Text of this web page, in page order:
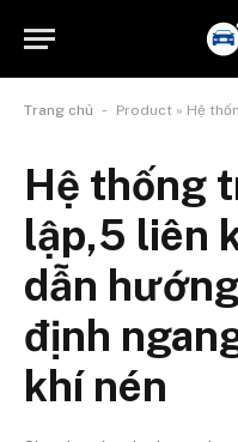
Trang chủ - Product » Hệ
Hệ thống
lập,5 liên
dẫn
định
khí nén